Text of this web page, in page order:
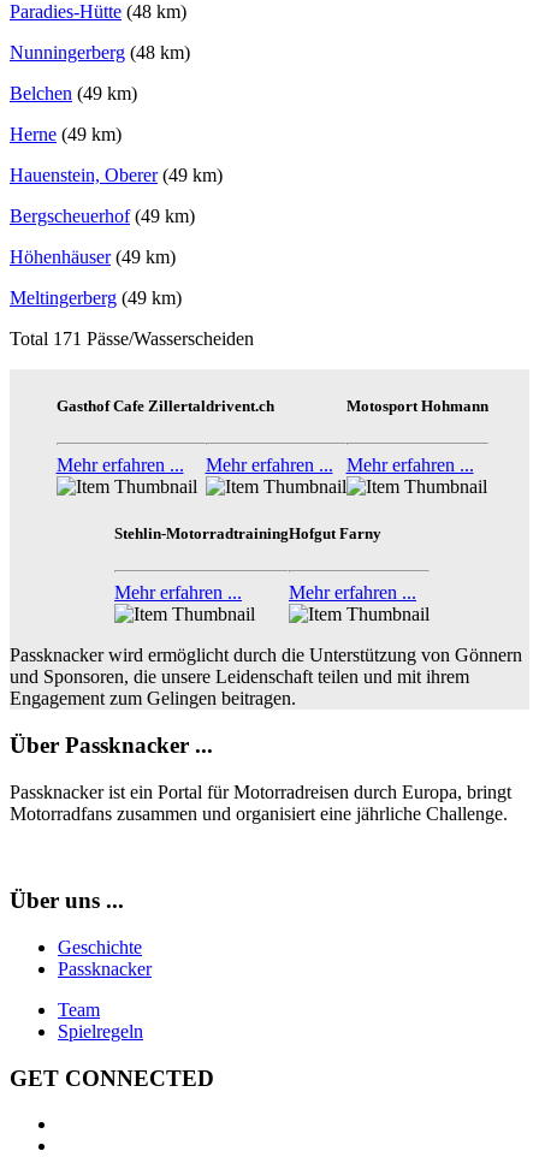
Paradies-Hütte (48 km)
Nunningerberg (48 km)
Belchen (49 km)
Herne (49 km)
Hauenstein, Oberer(49 km)
Bergscheuerhof(49 km)
Höhenhäuser(49 km)
Meltingerberg (49 km)
Total 171 Pässe/Wasserscheiden
Gasthof Cafe Zillertal
Mehr erfahren ...
drivent.ch
Mehr erfahren ...
Motosport Hohmann
Mehr erfahren ...
Stehlin-Motorradtraining
Mehr erfahren ...
Hofgut Farny
Mehr erfahren ...
Passknacker wird ermöglicht durch die Unterstützung von Gönnern
und Sponsoren, die unsere Leidenschaft teilen und mit ihrem
Engagement zum Gelingen beitragen.
Über Passknacker ...
Passknacker ist ein Portal für Motorradreisen durch Europa, bringt
Motorradfans zusammen und organisiert eine jährliche Challenge.
Über uns ...
Geschichte
Passknacker
Team
Spielregeln
GET CONNECTED